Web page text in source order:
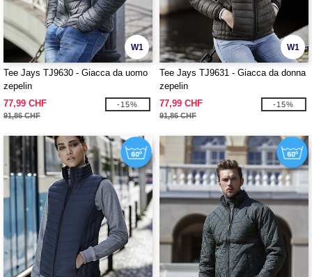
W1
Tee Jays TJ9630 - Giacca da uomo
zepelin
77,99 CHF
91,86 CHF
-15%
W1
Tee Jays TJ9631 - Giacca da donna
zepelin
77,99 CHF
91,86 CHF
-15%